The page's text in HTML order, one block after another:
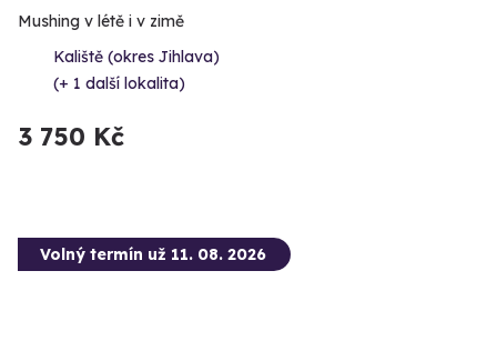
Mushing v létě i v zimě
Kaliště (okres Jihlava)
(+ 1 další lokalita)
3 750 Kč
Volný termín už 11. 08. 2026